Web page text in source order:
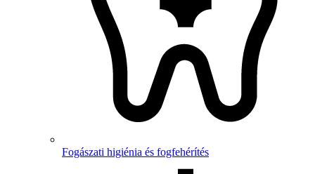
Fogászati higiénia és fogfehérítés